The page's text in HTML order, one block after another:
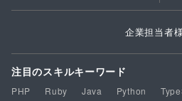
企業担当者
注目のスキルキーワード
PHP Ruby Java Python